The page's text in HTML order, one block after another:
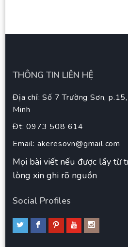
THÔNG TIN LIÊN HỆ
Địa chỉ: Số 7 Trường Sơn,
Minh
Đt: 0973 508 614
Email: akeresovn@gmail.com
Mọi bài viết nếu được lấy từ
lòng xin ghi rõ nguồn
Social Profiles